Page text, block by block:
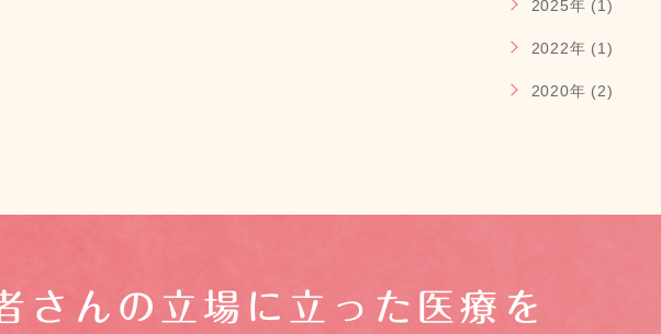
2025年 (1)
2022年 (1)
2020年 (2)
さんの立場に立った医療を